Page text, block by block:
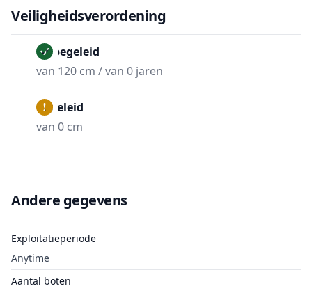
Veiligheidsverordening
Onbegeleid
van 120 cm / van 0 jaren
Begeleid
van 0 cm
Andere gegevens
Exploitatieperiode
Anytime
Aantal boten